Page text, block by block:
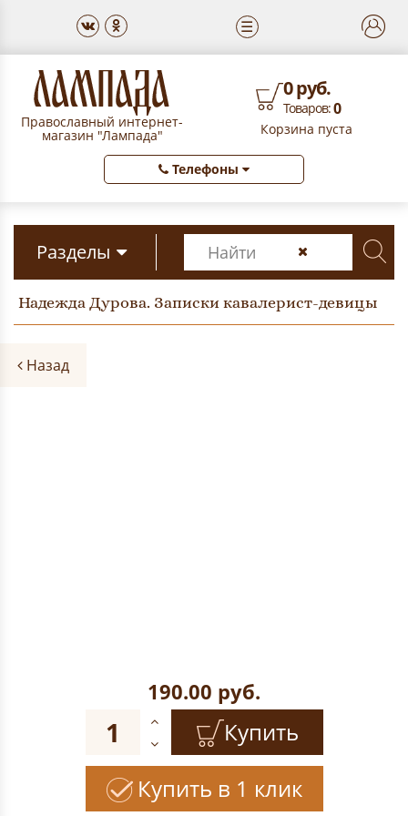
☰
Православный интернет-
магазин "Лампада"
0 руб.
Товаров:0
Корзина пуста
Телефоны
Разделы
Надежда Дурова. Записки кавалерист-девицы
Назад
190.00 руб.
Купить
Купить в 1 клик